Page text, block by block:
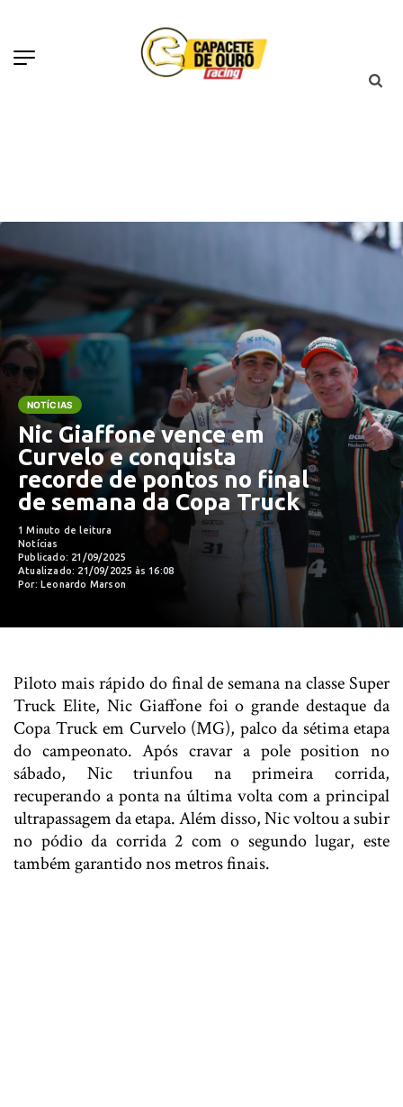
NOTÍCIAS
Nic Giaffone vence em
Curvelo e conquista
recorde de pontos no final
de semana da Copa Truck
1 Minuto de leitura
Notícias
Publicado: 21/09/2025
Atualizado: 21/09/2025 às 16:08
Por: Leonardo Marson
Piloto mais rápido do final de semana na classe Super
Truck Elite, Nic Giaffone foi o grande destaque da
Copa Truck em Curvelo (MG), palco da sétima etapa
do campeonato. Após cravar a pole position no
sábado, Nic triunfou na primeira corrida,
recuperando a ponta na última volta com a principal
ultrapassagem da etapa. Além disso, Nic voltou a subir
no pódio da corrida 2 com o segundo lugar, este
também garantido nos metros finais.